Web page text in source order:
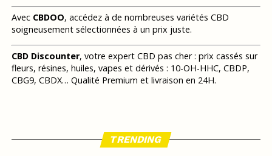
Avec CBDOO, accédez à de nombreuses variétés CBD
soigneusement sélectionnées à un prix juste.
CBD Discounter, votre expert CBD pas cher : prix cassés sur
fleurs, résines, huiles, vapes et dérivés : 10-OH-HHC, CBDP,
CBG9, CBDX… Qualité Premium et livraison en 24H.
TRENDING